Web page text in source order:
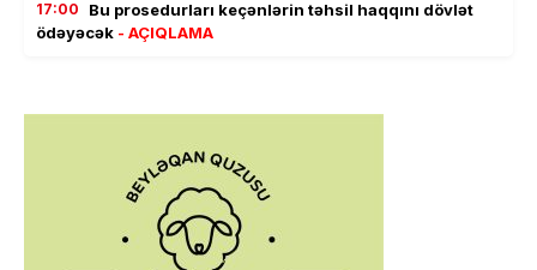
17:00
Bu prosedurları keçənlərin təhsil haqqını dövlət
ödəyəcək - AÇIQLAMA